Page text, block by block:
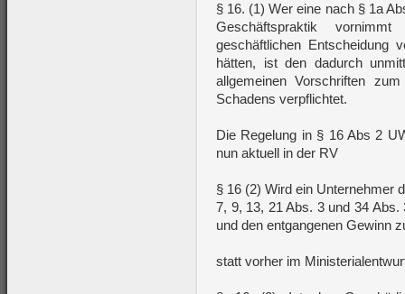
§ 16. (1) Wer eine nach § 1a
Geschäftspraktik
geschäftlichen Entscheidung
hätten, ist den dadurch
allgemeinen Vorschriften
Schadens verpflichtet.
Die Regelung in § 16 Abs 2
nun aktuell in der RV
§ 16 (2) Wird ein Unternehmer
7, 9, 13, 21 Abs. 3 und 34
und den entgangenen Gewinn
statt vorher im